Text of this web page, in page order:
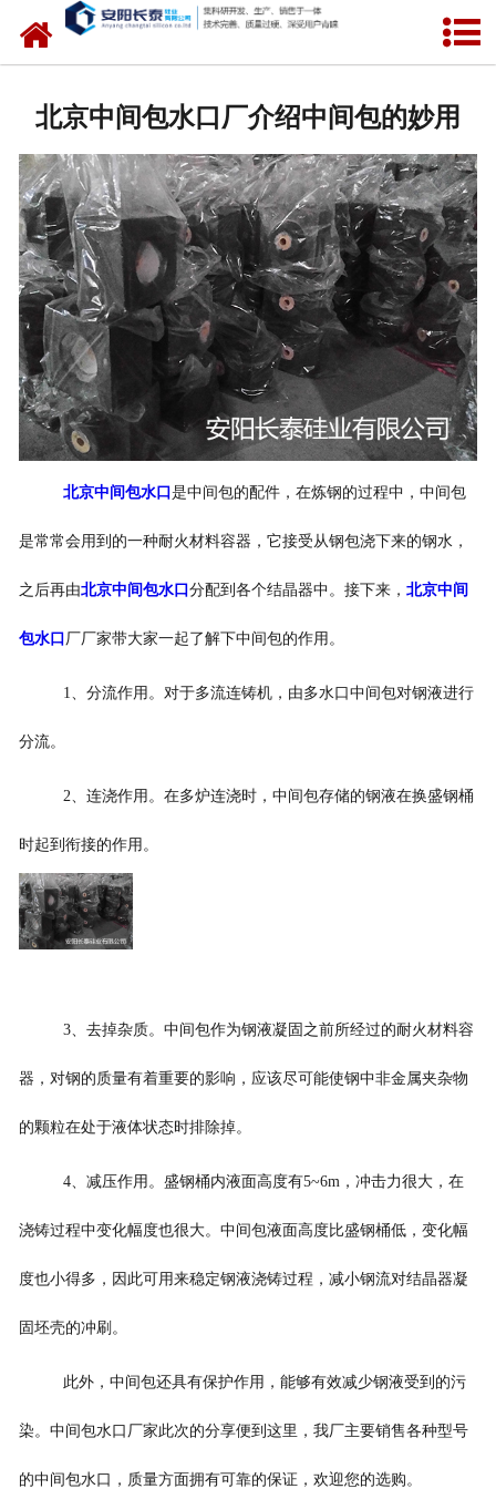
网站首页
中间包水口
定径水口
产品中心
新闻中心
联系我们
北京中间包水口厂介绍中间包的妙用
北京中间包水口是中间包的配件，在炼钢的过程中，中间包
是常常会用到的一种耐火材料容器，它接受从钢包浇下来的钢水，
之后再由北京中间包水口分配到各个结晶器中。接下来， 北京中间
包水口 厂厂家带大家一起了解下中间包的作用。
1、分流作用。对于多流连铸机，由多水口中间包对钢液进行
分流。
2、连浇作用。在多炉连浇时，中间包存储的钢液在换盛钢桶
时起到衔接的作用。
3、去掉杂质。中间包作为钢液凝固之前所经过的耐火材料容
器，对钢的质量有着重要的影响，应该尽可能使钢中非金属夹杂物
的颗粒在处于液体状态时排除掉。
4、减压作用。盛钢桶内液面高度有5~6m，冲击力很大，在
浇铸过程中变化幅度也很大。中间包液面高度比盛钢桶低，变化幅
度也小得多，因此可用来稳定钢液浇铸过程，减小钢流对结晶器凝
固坯壳的冲刷。
此外，中间包还具有保护作用，能够有效减少钢液受到的污
染。中间包水口厂家此次的分享便到这里，我厂主要销售各种型号
的中间包水口，质量方面拥有可靠的保证，欢迎您的选购。